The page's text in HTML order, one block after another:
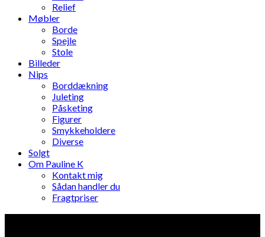
Relief
Møbler
Borde
Spejle
Stole
Billeder
Nips
Borddækning
Juleting
Påsketing
Figurer
Smykkeholdere
Diverse
Solgt
Om Pauline K
Kontakt mig
Sådan handler du
Fragtpriser